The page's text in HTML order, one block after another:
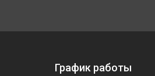
График работы